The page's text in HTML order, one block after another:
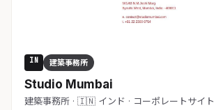
IN 建築事務所
Studio Mumbai
建築事務所 · 🇮🇳 インド · コーポレートサイト